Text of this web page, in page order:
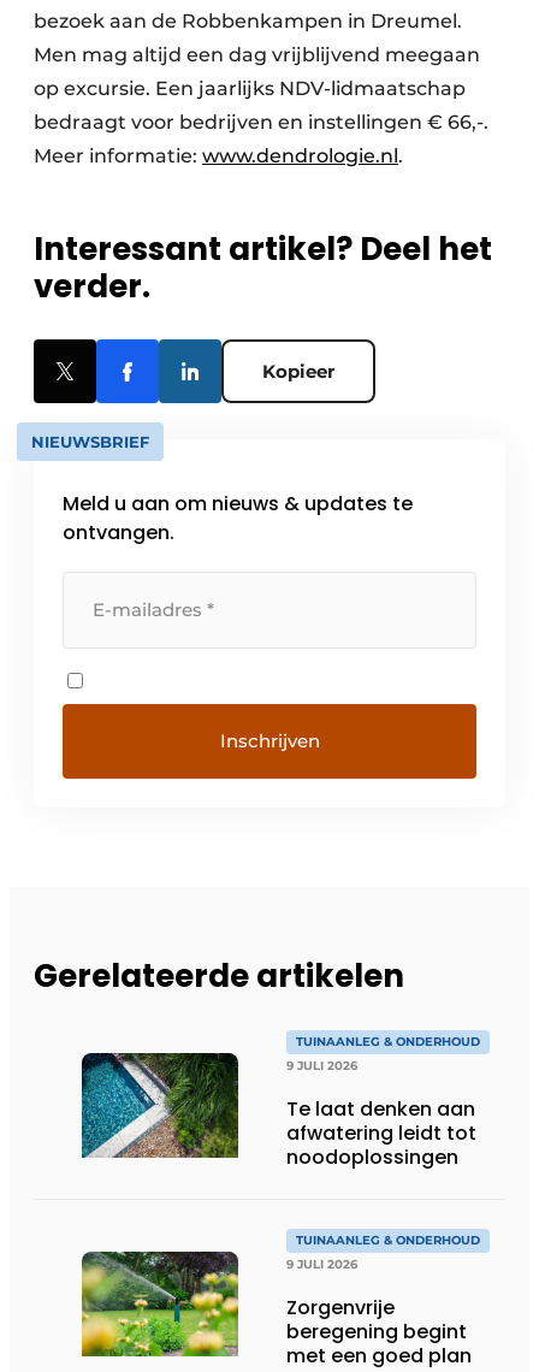
bezoek aan de Robbenkampen in Dreumel.
Men mag altijd een dag vrijblijvend meegaan
op excursie. Een jaarlijks NDV-lidmaatschap
bedraagt voor bedrijven en instellingen € 66,-.
Meer informatie: www.dendrologie.nl.
Interessant artikel? Deel het
verder.
Kopieer
NIEUWSBRIEF
Meld u aan om nieuws & updates te
ontvangen.
Gerelateerde artikelen
TUINAANLEG & ONDERHOUD
9 JULI 2026
Te laat denken aan
afwatering leidt tot
noodoplossingen
TUINAANLEG & ONDERHOUD
9 JULI 2026
Zorgenvrije
beregening begint
met een goed plan